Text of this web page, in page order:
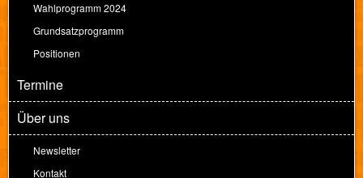
Wahlprogramm 2024
Grundsatzprogramm
Positionen
Termine
Über uns
Newsletter
Kontakt